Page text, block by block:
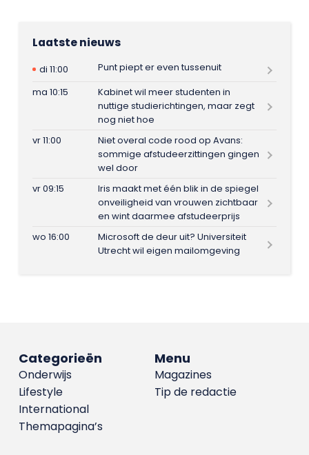
Laatste nieuws
di 11:00
Punt piept er even tussenuit
ma 10:15
Kabinet wil meer studenten in
nuttige studierichtingen, maar zegt
nog niet hoe
vr 11:00
Niet overal code rood op Avans:
sommige afstudeerzittingen gingen
wel door
vr 09:15
Iris maakt met één blik in de spiegel
onveiligheid van vrouwen zichtbaar
en wint daarmee afstudeerprijs
wo 16:00
Microsoft de deur uit? Universiteit
Utrecht wil eigen mailomgeving
Menu
Magazines
Tip de redactie
Categorieën
Onderwijs
Lifestyle
International
Themapagina’s